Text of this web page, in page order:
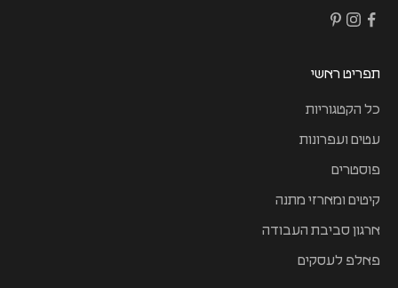
תפריט ראשי
כל הקטגוריות
עטים ועפרונות
פוסטרים
קיטים ומארזי מתנה
ארגון סביבת העבודה
פאלפ לעסקים